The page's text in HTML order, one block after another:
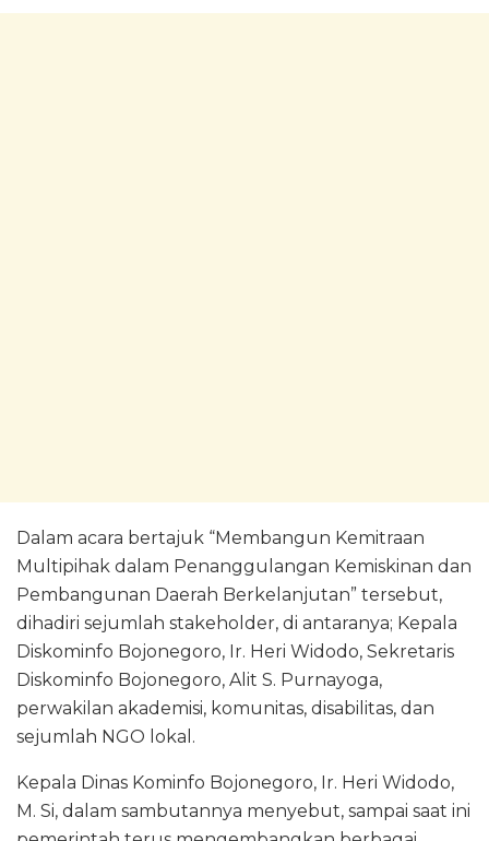
Dalam acara bertajuk “Membangun Kemitraan
Multipihak dalam Penanggulangan Kemiskinan dan
Pembangunan Daerah Berkelanjutan” tersebut,
dihadiri sejumlah stakeholder, di antaranya; Kepala
Diskominfo Bojonegoro, Ir. Heri Widodo, Sekretaris
Diskominfo Bojonegoro, Alit S. Purnayoga,
perwakilan akademisi, komunitas, disabilitas, dan
sejumlah NGO lokal.
Kepala Dinas Kominfo Bojonegoro, Ir. Heri Widodo,
M. Si, dalam sambutannya menyebut, sampai saat ini